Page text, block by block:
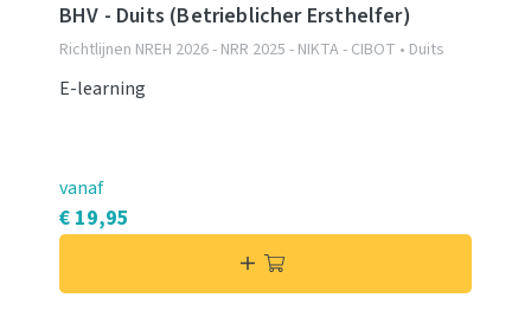
BHV - Duits (Betrieblicher Ersthelfer)
Richtlijnen NREH 2026 - NRR 2025 - NIKTA - CIBOT • Duits
E-learning
vanaf
€ 19,95